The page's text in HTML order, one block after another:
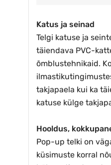
Katus ja seinad
Telgi katuse ja
täiendava PVC-
õmblustehnikaid.
takjapaela kui ka
katuse külge
Hooldus,
Pop-up telki on
küsimuste korral